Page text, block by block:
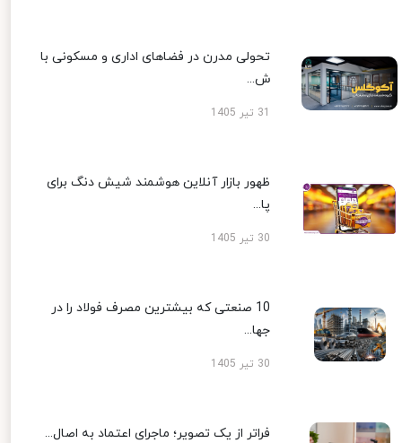
تحولی مدرن در فضاهای اداری و مسکونی با
ش...
ظهور بازار آنلاین هوشمند شیش دنگ برای
پا...
30 تیر 1405
10 صنعتی که بیشترین مصرف فولاد را در
جها...
30 تیر 1405
فراتر از یک تصویر؛ ماجرای اعتماد به اصال...